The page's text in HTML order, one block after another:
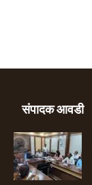
संपादक आवडी